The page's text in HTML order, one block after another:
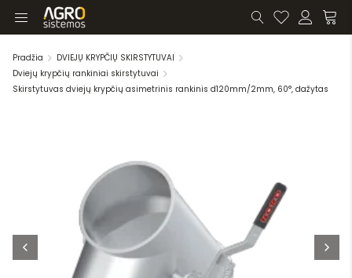
Pradžia
DVIEJŲ KRYPČIŲ SKIRSTYTUVAI
Dviejų krypčių rankiniai skirstytuvai
Skirstytuvas dviejų krypčių asimetrinis rankinis d120mm/2mm, 60°, dažytas